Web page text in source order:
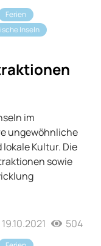
Ferien
Inseln
im
ungewöhnliche
Kultur. Die
sowie
19.10.2021 504